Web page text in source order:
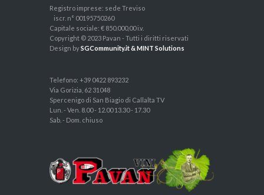
Registro imprese: sede Treviso
iscr. n° 00195750260
Capitale sociale: € 850.000,00 i.v.
Copyright © 2023 Pavan - Tutti i diritti riservati
Design bySGCommunity.it & MINT Solutions
Telefono: +39 0422 893232
Via Gorizia, 62 31048
Spercenigo di San Biagio di Callalta TV
Lun. - Ven. 8.00 - 12.00 13.30 - 17.30
Sab. - Dom. chiuso